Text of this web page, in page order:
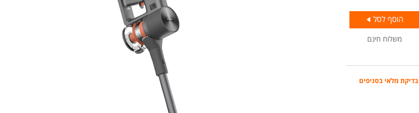
משלוח חינם
בדיקת מלאי בסניפיםשואב